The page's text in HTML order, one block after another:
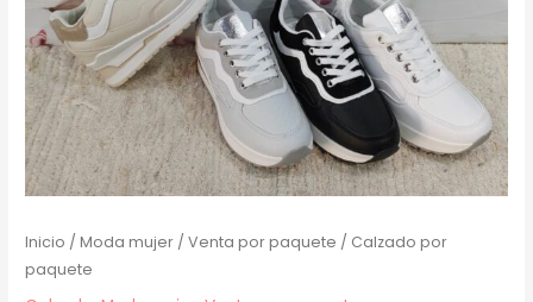
Inicio /Moda mujer /Venta por paquete / Calzado por
paquete